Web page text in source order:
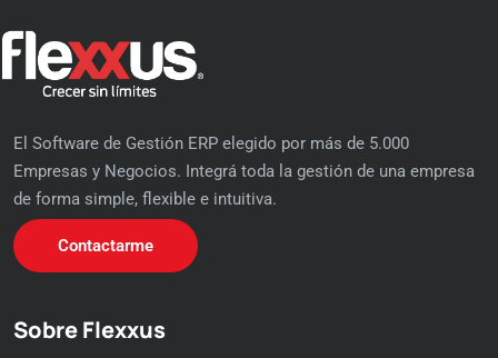
El Software de Gestión ERP elegido por más de 5.000
Empresas y Negocios. Integrá toda la gestión de una empresa
de forma simple, flexible e intuitiva.
Contactarme
Sobre Flexxus